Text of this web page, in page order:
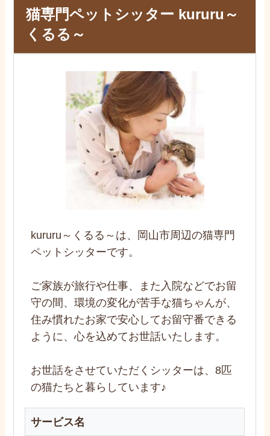
猫専門ペットシッター kururu～
くるる～
kururu～くるる～は、岡山市周辺の猫専門
ペットシッターです。
ご家族が旅行や仕事、また入院などでお留
守の間、環境の変化が苦手な猫ちゃんが、
住み慣れたお家で安心してお留守番できる
ように、心を込めてお世話いたします。
お世話をさせていただくシッターは、8匹
の猫たちと暮らしています♪
サービス名